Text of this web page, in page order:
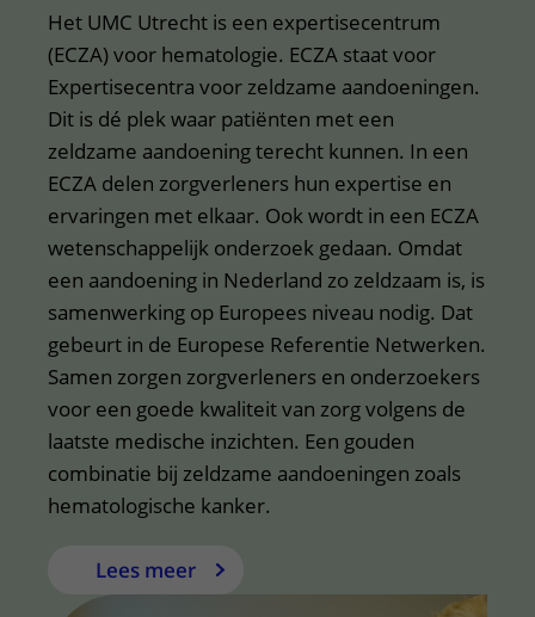
Het UMC Utrecht is een expertisecentrum
(ECZA) voor hematologie. ECZA staat voor
Expertisecentra voor zeldzame aandoeningen.
Dit is dé plek waar patiënten met een
zeldzame aandoening terecht kunnen. In een
ECZA delen zorgverleners hun expertise en
ervaringen met elkaar. Ook wordt in een ECZA
wetenschappelijk onderzoek gedaan. Omdat
een aandoening in Nederland zo zeldzaam is, is
samenwerking op Europees niveau nodig. Dat
gebeurt in de Europese Referentie Netwerken.
Samen zorgen zorgverleners en onderzoekers
voor een goede kwaliteit van zorg volgens de
laatste medische inzichten. Een gouden
combinatie bij zeldzame aandoeningen zoals
hematologische kanker.
Lees meer